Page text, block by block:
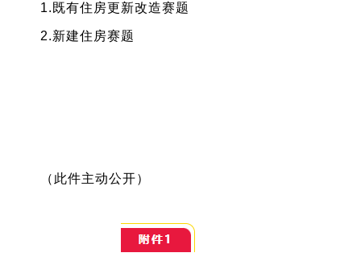
1.既有住房更新改造赛题
2.新建住房赛题
（此件主动公开）